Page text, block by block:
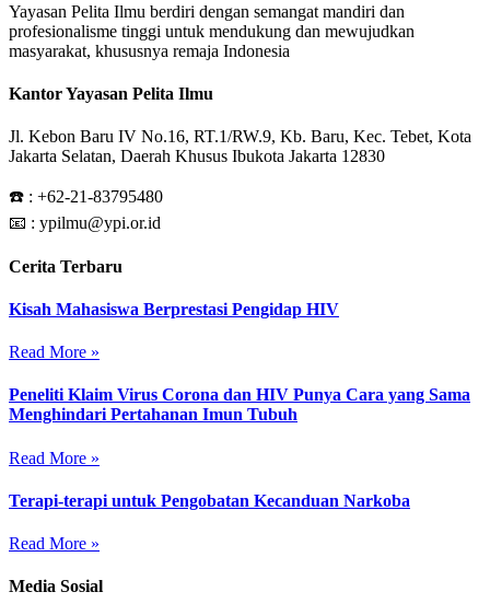
Yayasan Pelita Ilmu berdiri dengan semangat mandiri dan
profesionalisme tinggi untuk mendukung dan mewujudkan
masyarakat, khususnya remaja Indonesia
Kantor Yayasan Pelita Ilmu
Jl. Kebon Baru IV No.16, RT.1/RW.9, Kb. Baru, Kec. Tebet, Kota
Jakarta Selatan, Daerah Khusus Ibukota Jakarta 12830
☎️ : +62-21-83795480
📧 : ypilmu@ypi.or.id
Cerita Terbaru
Kisah Mahasiswa Berprestasi Pengidap HIV
Read More »
Peneliti Klaim Virus Corona dan HIV Punya Cara yang Sama
Menghindari Pertahanan Imun Tubuh
Read More »
Terapi-terapi untuk Pengobatan Kecanduan Narkoba
Read More »
Media Sosial